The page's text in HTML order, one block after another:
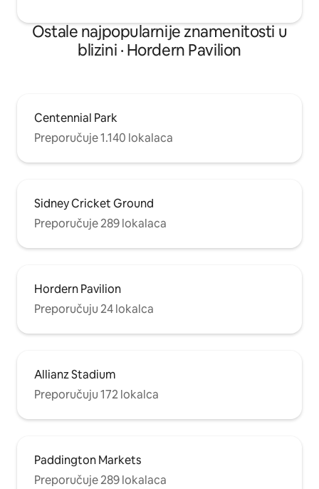
Ostale najpopularnije znamenitosti u
blizini · Hordern Pavilion
Centennial Park
Preporučuje 1.140 lokalaca
Sidney Cricket Ground
Preporučuje 289 lokalaca
Hordern Pavilion
Preporučuju 24 lokalca
Allianz Stadium
Preporučuju 172 lokalca
Paddington Markets
Preporučuje 289 lokalaca